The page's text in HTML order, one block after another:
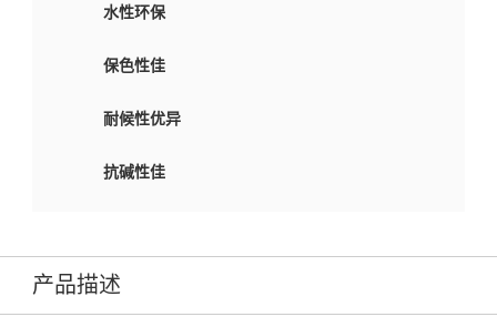
水性环保
保色性佳
耐候性优异
抗碱性佳
产品描述